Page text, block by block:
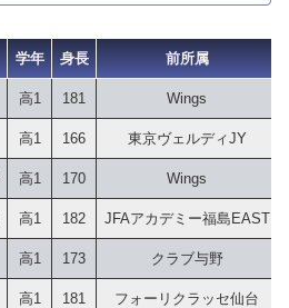
学年 身長 前所属
高1 181 Wings
高1 166 東京ヴェルディJY
高1 170 Wings
高1 182 JFAアカデミー福島EAST
高1 173 クラブ与野
高1 181 フォーリクラッセ仙台